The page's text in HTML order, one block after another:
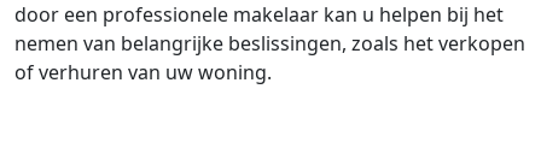
door een professionele makelaar kan u helpen bij het
nemen van belangrijke beslissingen, zoals het verkopen
of verhuren van uw woning.